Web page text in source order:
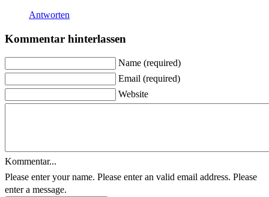
Antworten
Kommentar hinterlassen
Name (required)
Email (required)
Website
Kommentar...
Please enter your name. Please enter an valid email address. Please
enter a message.